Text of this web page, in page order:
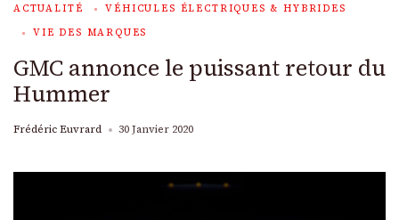
ACTUALITÉ
VÉHICULES ÉLECTRIQUES & HYBRIDES
VIE DES MARQUES
GMC annonce le puissant retour du
Hummer
Frédéric Euvrard 30 Janvier 2020